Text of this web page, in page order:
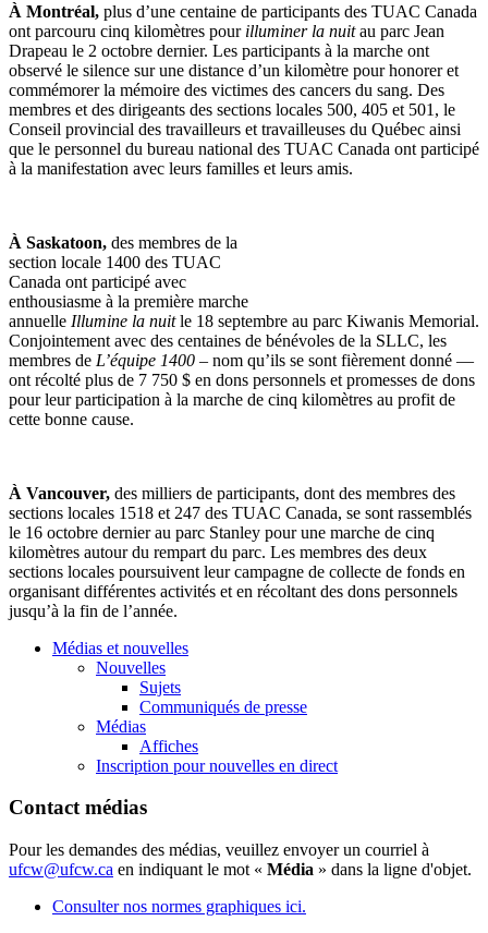
À Montréal, plus d’une centaine de participants des TUAC Canada
ont parcouru cinq kilomètres pour illuminer la nuitau parc Jean
Drapeau le 2 octobre dernier. Les participants à la marche ont
observé le silence sur une distance d’un kilomètre pour honorer et
commémorer la mémoire des victimes des cancers du sang. Des
membres et des dirigeants des sections locales 500, 405 et 501, le
Conseil provincial des travailleurs et travailleuses du Québec ainsi
que le personnel du bureau national des TUAC Canada ont participé
à la manifestation avec leurs familles et leurs amis.
À Saskatoon, des membres de la
section locale 1400 des TUAC
Canada ont participé avec
enthousiasme à la première marche
annuelle Illumine la nuitle 18 septembre au parc Kiwanis Memorial.
Conjointement avec des centaines de bénévoles de la SLLC, les
membres de L’équipe 1400 – nom qu’ils se sont fièrement donné —
ont récolté plus de 7 750 $ en dons personnels et promesses de dons
pour leur participation à la marche de cinq kilomètres au profit de
cette bonne cause.
À Vancouver, des milliers de participants, dont des membres des
sections locales 1518 et 247 des TUAC Canada, se sont rassemblés
le 16 octobre dernier au parc Stanley pour une marche de cinq
kilomètres autour du rempart du parc. Les membres des deux
sections locales poursuivent leur campagne de collecte de fonds en
organisant différentes activités et en récoltant des dons personnels
jusqu’à la fin de l’année.
Médias et nouvelles
Nouvelles
Sujets
Communiqués de presse
Médias
Affiches
Inscription pour nouvelles en direct
Contact médias
Pour les demandes des médias, veuillez envoyer un courriel à
ufcw@ufcw.ca en indiquant le mot « Média » dans la ligne d'objet.
Consulter nos normes graphiques ici.